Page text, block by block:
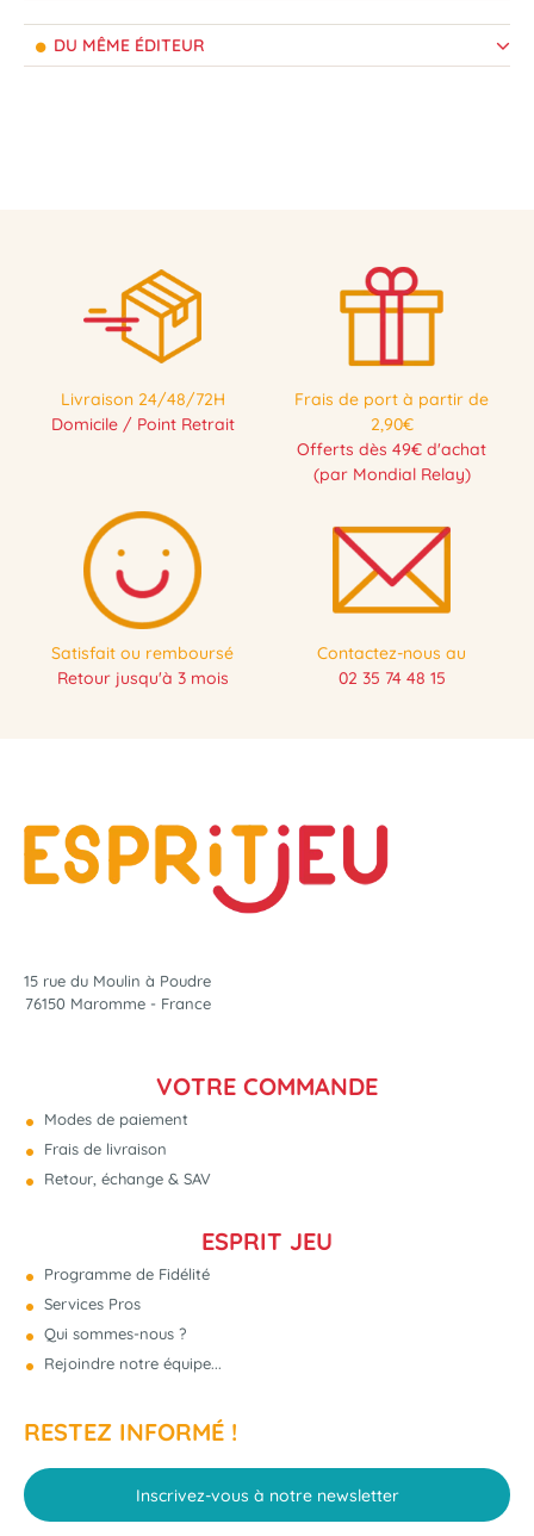
DU MÊME ÉDITEUR
Livraison 24/48/72H
Domicile / Point Retrait
Frais de port à partir de
2,90€
Offerts dès 49€ d'achat
(par Mondial Relay)
Satisfait ou remboursé
Retour jusqu'à 3 mois
Contactez-nous au
02 35 74 48 15
15 rue du Moulin à Poudre
76150 Maromme - France
VOTRE COMMANDE
Modes de paiement
Frais de livraison
Retour, échange & SAV
ESPRIT JEU
Programme de Fidélité
Services Pros
Qui sommes-nous ?
Rejoindre notre équipe...
RESTEZ INFORMÉ !
Inscrivez-vous à notre newsletter